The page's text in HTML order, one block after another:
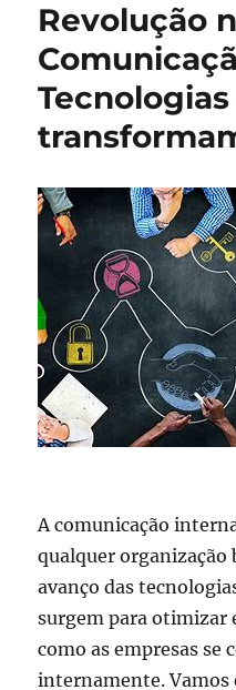
Revolução
A comunicação
qualquer organização
avanço das
surgem para otimizar
como as empresas se
internamente. Vamos